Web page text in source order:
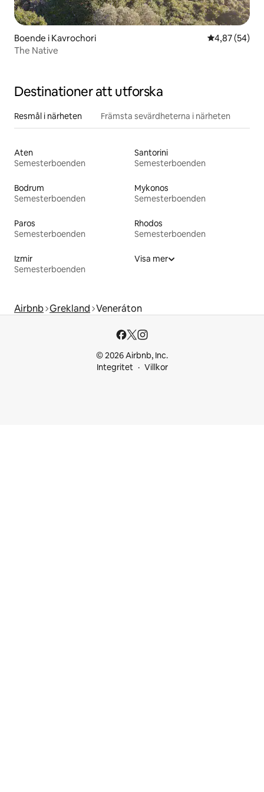
Boende i Kavrochori 4,87 av 5 i
4,87 (54)
The Native
Destinationer att utforska
Resmål i närheten Främsta sevärdheterna i närheten
Aten
Semesterboenden
Santorini
Semesterboenden
Bodrum
Semesterboenden
Mykonos
Semesterboenden
Paros
Semesterboenden
Rhodos
Semesterboenden
Izmir
Semesterboenden
Visa mer
Airbnb Grekland Veneráton
© 2026 Airbnb, Inc.
Integritet
Villkor